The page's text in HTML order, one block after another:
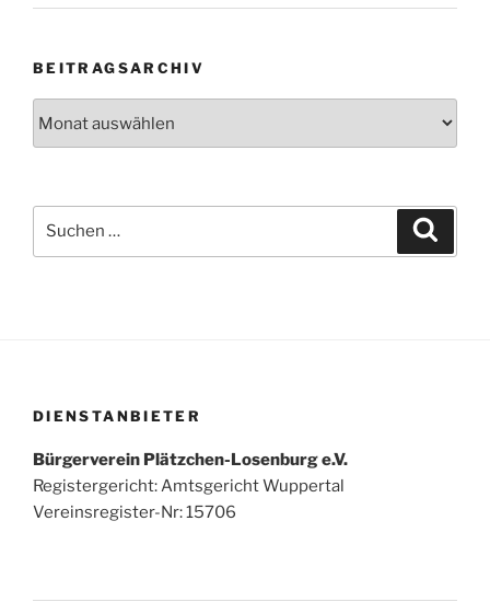
BEITRAGSARCHIV
nach:
DIENSTANBIETER
Bürgerverein Plätzchen-Losenburg e.V.
Registergericht: Amtsgericht Wuppertal
Vereinsregister-Nr: 15706